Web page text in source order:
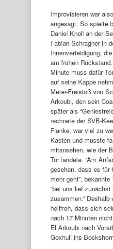
Improvisieren war
angesagt. So spielte
Daniel Knoll an der
Fabian Schragner in
Innenverteidigung,
am frühen
Minute muss dafür
auf seine Kappe
Meter-Freistoß von
Arkoubi, den sein
später als
rechnete der SVB-
Flanke, war viel zu
Kasten und musste
mitansehen, wie der
Tor landete. “Am
gesehen, dass es für
mehr geht”,
“bei uns lief
zusammen.” Deshalb
heilfroh, dass sich
nach 17 Minuten
El Arkoubi nach
Goxhuli ins